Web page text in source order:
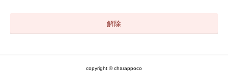
copyright © charappoco